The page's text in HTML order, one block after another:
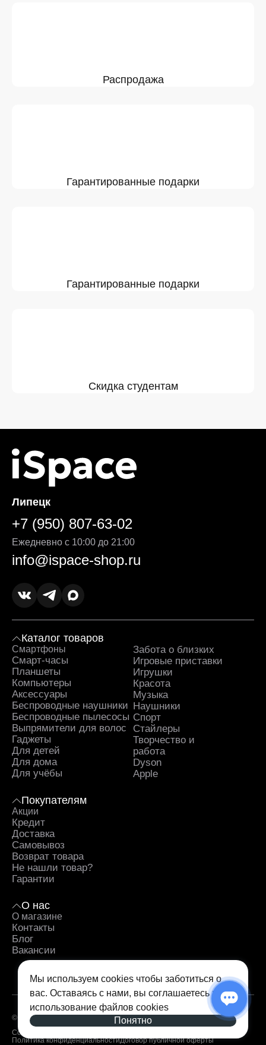
Распродажа
Гарантированные подарки
Гарантированные подарки
Скидка студентам
Мы используем cookies чтобы заботиться о
вас. Оставаясь с нами, вы соглашаетесь на
использование файлов cookies
Понятно
Липецк
+7 (950) 807-63-02
Ежедневно с 10:00 до 21:00
info@ispace-shop.ru
Каталог товаров
Смартфоны
Смарт-часы
Планшеты
Компьютеры
Аксессуары
Беспроводные наушники
Беспроводные пылесосы
Выпрямители для волос
Гаджеты
Для детей
Для дома
Для учёбы
Забота о близких
Игровые приставки
Игрушки
Красота
Музыка
Наушники
Спорт
Стайлеры
Творчество и
работа
Dyson
Apple
Покупателям
Акции
Кредит
Доставка
Самовывоз
Возврат товара
Не нашли товар?
Гарантии
О нас
О магазине
Контакты
Блог
Вакансии
© 2026 — iSpace. Все права защищены.
Согласие на обработку персональных данных
Политика конфиденциальностиДоговор публичной оферты